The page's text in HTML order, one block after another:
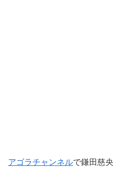
アゴラチャンネルで鎌田慈